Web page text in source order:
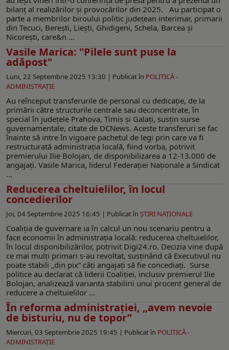
bilanţ al realizărilor şi provocărilor din 2025. Au participat o
parte a membrilor biroului politic judeţean interimar, primarii
din Tecuci, Bereşti, Lieşti, Ghidigeni, Schela, Barcea şi
Nicoreşti, care&n ...
Vasile Marica: "Pilele sunt puse la
adăpost"
Luni, 22 Septembrie 2025 13:30 | Publicat în POLITICĂ -
ADMINISTRAŢIE
Au reînceput transferurile de personal cu dedicație, de la
primării către structurile centrale sau deconcentrate, în
special în judeţele Prahova, Timiș şi Galați, susțin surse
guvernamentale, citate de DCNews. Aceste transferuri se fac
înainte să intre în vigoare pachetul de legi prin care va fi
restructurată administrația locală, fiind vorba, potrivit
premierului Ilie Bolojan, de disponibilizarea a 12-13.000 de
angajați. Vasile Marica, liderul Federației Naționale a Sindicat
...
Reducerea cheltuielilor, în locul
concedierilor
Joi, 04 Septembrie 2025 16:45 | Publicat în ŞTIRI NAŢIONALE
Coaliția de guvernare ia în calcul un nou scenariu pentru a
face economii în administrația locală: reducerea cheltuielilor,
în locul disponibilizărilor, potrivit Digi24.ro. Decizia vine după
ce mai mulți primari s-au revoltat, susținând că Executivul nu
poate stabili „din pix” câți angajați să fie concediați. Surse
politice au declarat că liderii Coaliției, inclusiv premierul Ilie
Bolojan, analizează varianta stabilirii unui procent general de
reducere a cheltuielilor ...
În reforma administrației, „avem nevoie
de bisturiu, nu de topor”
Miercuri, 03 Septembrie 2025 19:45 | Publicat în POLITICĂ -
ADMINISTRAŢIE